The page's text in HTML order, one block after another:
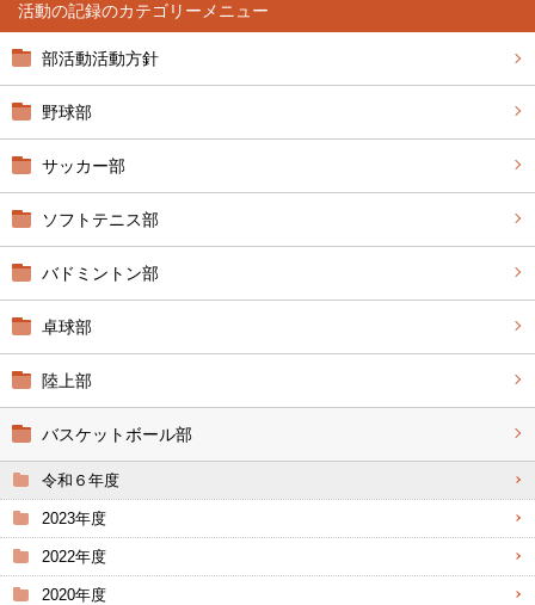
活動の記録
部活動活動方針
野球部
サッカー部
ソフトテニス部
バドミントン部
卓球部
陸上部
バスケットボール部
令和６年度
2023年度
2022年度
2020年度